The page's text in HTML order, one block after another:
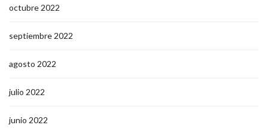
octubre 2022
septiembre 2022
agosto 2022
julio 2022
junio 2022